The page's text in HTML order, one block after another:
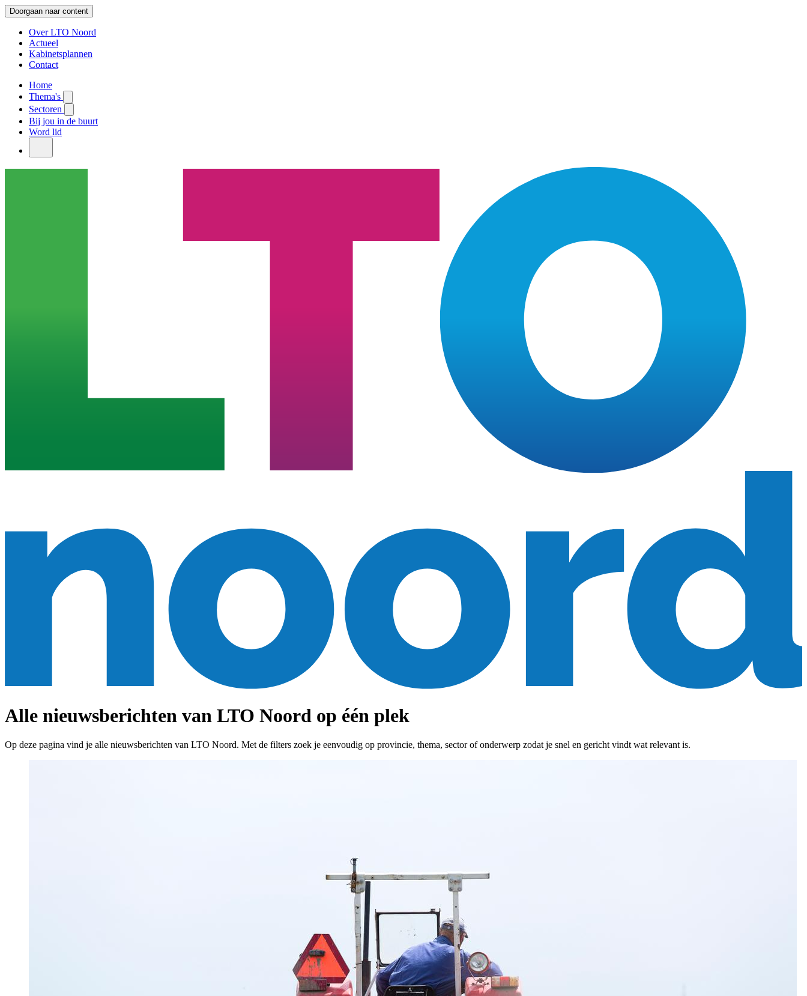
Doorgaan naar content
Over LTO Noord
Actueel
Kabinetsplannen
Contact
Home
Thema's
Sectoren
Bij jou in de buurt
Word lid
Alle nieuwsberichten van LTO Noord op één plek
Op deze pagina vind je alle nieuwsberichten van LTO Noord. Met de filters zoek je eenvoudig op provincie, thema, sector of onderwerp zodat je snel en gericht vindt wat relevant is.